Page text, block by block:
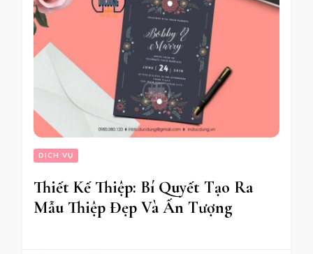
DỊCH VỤ
Thiết Kế Thiệp: Bí Quyết Tạo Ra
Mẫu Thiệp Đẹp Và Ấn Tượng